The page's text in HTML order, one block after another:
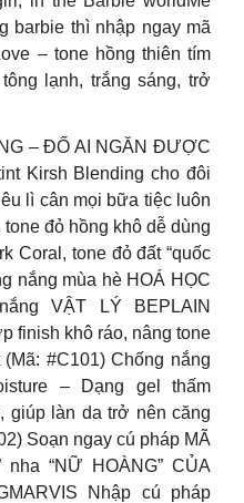
barbie thì nhập ngay mã
– tone hồng thiên tím
lạnh, trắng sáng, trở
– ĐỐ AI NGĂN ĐƯỢC
Kirsh Blending cho đôi
lì cân mọi bữa tiệc luôn
đỏ hồng khô dễ dùng
Coral, tone đỏ đất “quốc
nắng mùa hè HOÁ HỌC
VẬT LÝ BEPLAIN
finish khô ráo, nâng tone
#C101) Chống nắng
– Dạng gel thấm
giúp làn da trở nên căng
Soạn ngay cú pháp MÃ
“NỮ HOÀNG” CỦA
Nhập cú pháp